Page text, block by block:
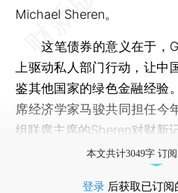
Michael Sheren。
这笔债券的意义在于，
上驱动私人部门行动，让中
鉴其他国家的绿色金融经验
席经济学家马骏共同担任今
组联席主席的Sheren对财新
本文共计3049字 订
登录 后获取已订阅